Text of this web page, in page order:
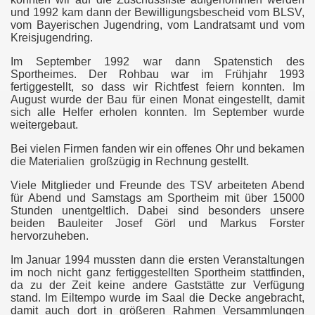
und 1992 kam dann der Bewilligungsbescheid vom BLSV,
vom Bayerischen Jugendring, vom Landratsamt und vom
Kreisjugendring.
Im September 1992 war dann Spatenstich des
Sportheimes. Der Rohbau war im Frühjahr 1993
fertiggestellt, so dass wir Richtfest feiern konnten. Im
August wurde der Bau für einen Monat eingestellt, damit
sich alle Helfer erholen konnten. Im September wurde
weitergebaut.
Bei vielen Firmen fanden wir ein offenes Ohr und bekamen
die Materialien großzügig in Rechnung gestellt.
Viele Mitglieder und Freunde des TSV arbeiteten Abend
für Abend und Samstags am Sportheim mit über 15000
Stunden unentgeltlich. Dabei sind besonders unsere
beiden Bauleiter Josef Görl und Markus Forster
hervorzuheben.
Im Januar 1994 mussten dann die ersten Veranstaltungen
im noch nicht ganz fertiggestellten Sportheim stattfinden,
da zu der Zeit keine andere Gaststätte zur Verfügung
stand. Im Eiltempo wurde im Saal die Decke angebracht,
damit auch dort in größeren Rahmen Versammlungen